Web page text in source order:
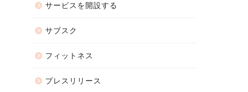
サービスを開設する
サブスク
フィットネス
プレスリリース